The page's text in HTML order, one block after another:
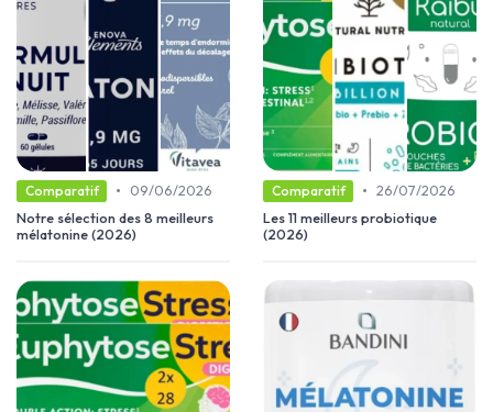
Comparatif •
09/06/2026
Notre sélection des 8 meilleurs
mélatonine (2026)
Comparatif • 26/07/2026
Les 11 meilleurs probiotique
(2026)